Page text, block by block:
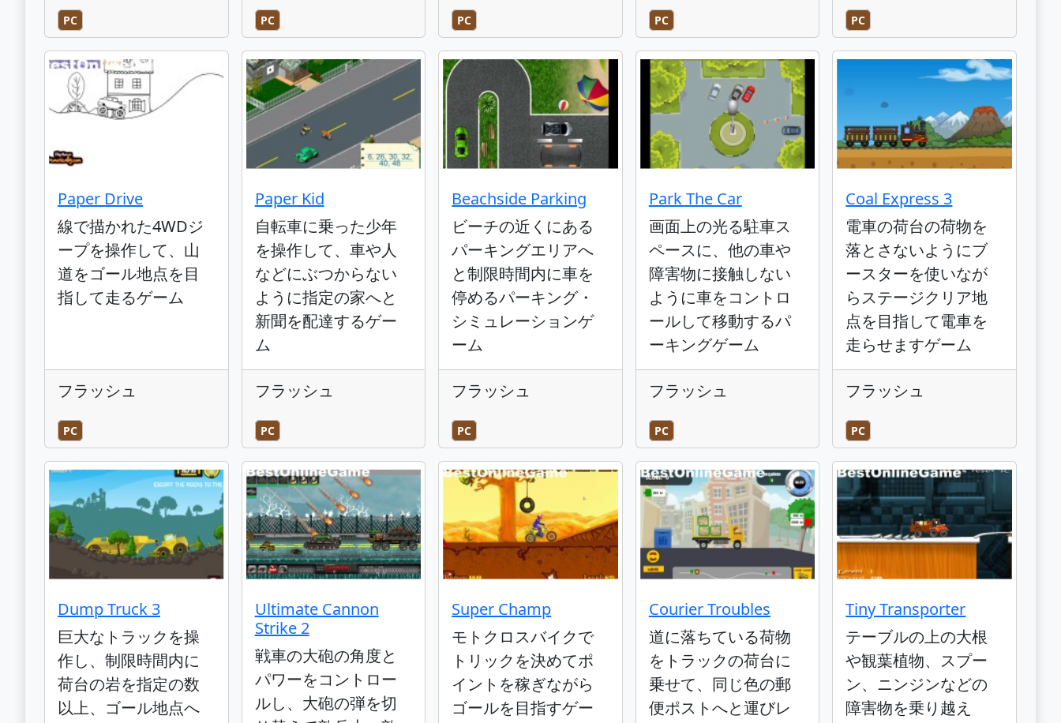
PC PC PC PC PC
Paper Drive
線で描かれた4WDジ
ープを操作して、山
道をゴール地点を目
指して走るゲーム
フラッシュ
PC
Paper Kid
自転車に乗った少年
を操作して、車や人
などにぶつからない
ように指定の家へと
新聞を配達するゲー
ム
フラッシュ
PC
Beachside Parking
ビーチの近くにある
パーキングエリアへ
と制限時間内に車を
停めるパーキング・
シミュレーションゲ
ーム
フラッシュ
PC
Park The Car
画面上の光る駐車ス
ペースに、他の車や
障害物に接触しない
ように車をコントロ
ールして移動するパ
ーキングゲーム
フラッシュ
PC
Coal Express 3
電車の荷台の荷物を
落とさないようにブ
ースターを使いなが
らステージクリア地
点を目指して電車を
走らせますゲーム
フラッシュ
PC
Dump Truck 3
巨大なトラックを操
作し、制限時間内に
荷台の岩を指定の数
以上、ゴール地点へ
Ultimate Cannon
Strike 2
戦車の大砲の角度と
パワーをコントロー
ルし、大砲の弾を切
Super Champ
モトクロスバイクで
トリックを決めてポ
イントを稼ぎながら
ゴールを目指すゲー
Courier Troubles
道に落ちている荷物
をトラックの荷台に
乗せて、同じ色の郵
便ポストへと運びレ
Tiny Transporter
テーブルの上の大根
や観葉植物、スプー
ン、ニンジンなどの
障害物を乗り越え